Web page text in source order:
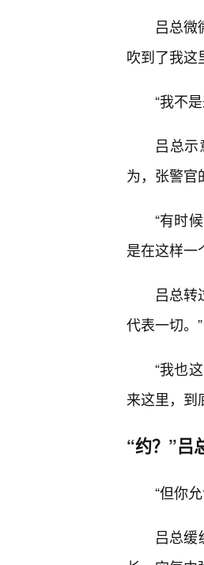
吕总微
吹到了我这
“我不
吕总
为，张警官
“有时
是在这样一
吕总转
代表一切。”
“我也
来这里，到
“约？”吕
“但你
吕总缓